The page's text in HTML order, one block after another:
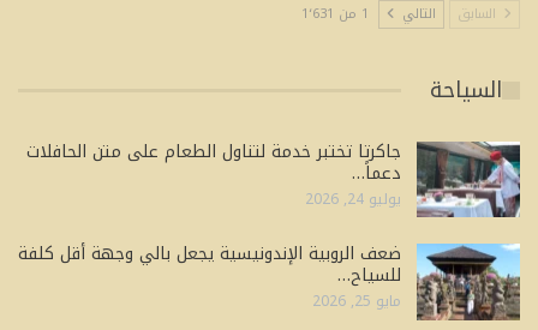
السابق التالي 1 من 1٬631
السياحة
جاكرتا تختبر خدمة لتناول الطعام على متن الحافلات
دعماً…
يوليو 24, 2026
ضعف الروبية الإندونيسية يجعل بالي وجهة أقل كلفة
للسياح…
مايو 25, 2026